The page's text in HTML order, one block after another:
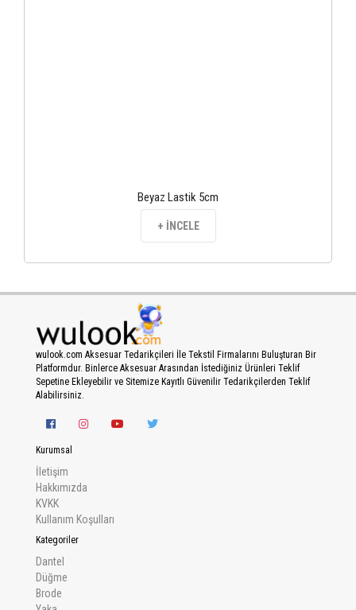
Beyaz Lastik 5cm
+ İNCELE
wulook.com Aksesuar Tedarikçileri İle Tekstil Firmalarını Buluşturan Bir
Platformdur. Binlerce Aksesuar Arasından İstediğiniz Ürünleri Teklif
Sepetine Ekleyebilir ve Sitemize Kayıtlı Güvenilir Tedarikçilerden Teklif
Alabilirsiniz.
Kurumsal
İletişim
Hakkımızda
KVKK
Kullanım Koşulları
Kategoriler
Dantel
Düğme
Brode